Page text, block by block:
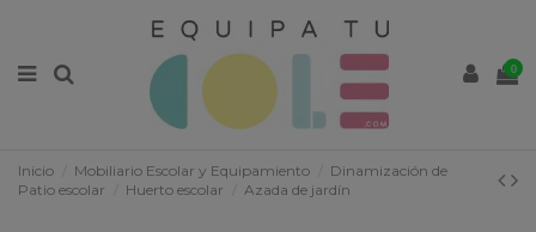
0
Inicio Mobiliario Escolar y Equipamiento
Dinamización de
Patio escolar
Huerto escolar Azada de jardín